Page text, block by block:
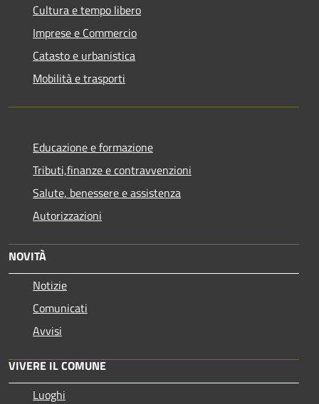
Cultura e tempo libero
Imprese e Commercio
Catasto e urbanistica
Mobilità e trasporti
Educazione e formazione
Tributi,finanze e contravvenzioni
Salute, benessere e assistenza
Autorizzazioni
NOVITÀ
Notizie
Comunicati
Avvisi
VIVERE IL COMUNE
Luoghi